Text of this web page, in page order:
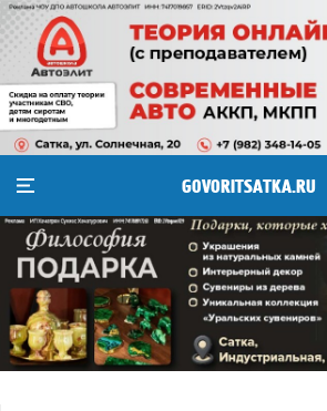
GOVORITSATKA.RU